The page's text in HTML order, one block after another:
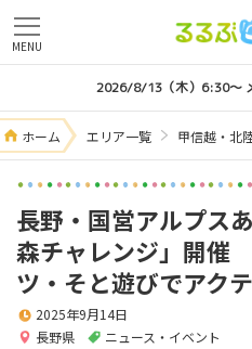
MENU
2026/8/13（木）6:30～
ホーム エリア一覧 甲信越・北
長野・国営アルプス
森チャレンジ」開催
ツ・そと遊びでアク
長野県 ニュース・イベント
2025年9月14日